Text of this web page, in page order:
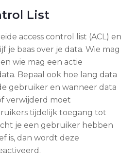
List
access control list (ACL) en
je baas over je data. Wie mag
wie mag een actie
Bepaal ook hoe lang data
gebruiker en wanneer data
verwijderd moet
tijdelijk toegang tot
je een gebruiker hebben
is, dan wordt deze